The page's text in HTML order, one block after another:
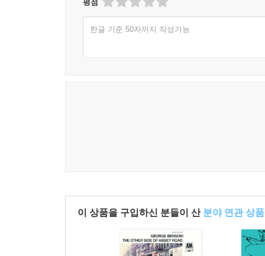
평점
한글 기준 50자까지 작성가능
이 상품을 구입하신 분들이 산 분야 연관 상품